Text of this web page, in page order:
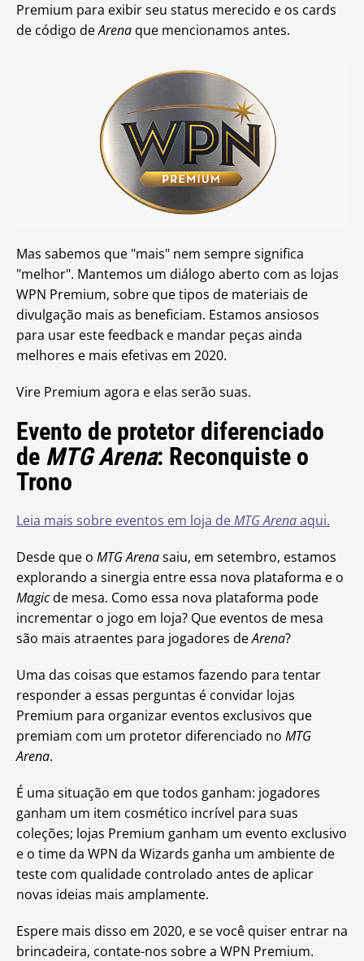
Premium para exibir seu status merecido e os cards
de código deArena que mencionamos antes.
Mas sabemos que "mais" nem sempre significa
"melhor". Mantemos um diálogo aberto com as lojas
WPN Premium, sobre que tipos de materiais de
divulgação mais as beneficiam. Estamos ansiosos
para usar este feedback e mandar peças ainda
melhores e mais efetivas em 2020.
Vire Premium agora e elas serão suas.
Evento de protetor diferenciado
de MTG Arena: Reconquiste o
Trono
Leia mais sobre eventos em loja deMTG Arenaaqui.
Desde que o MTG Arenasaiu, em setembro, estamos
explorando a sinergia entre essa nova plataforma e o
Magicde mesa. Como essa nova plataforma pode
incrementar o jogo em loja? Que eventos de mesa
são mais atraentes para jogadores deArena?
Uma das coisas que estamos fazendo para tentar
responder a essas perguntas é convidar lojas
Premium para organizar eventos exclusivos que
premiam com um protetor diferenciado no MTG
Arena.
É uma situação em que todos ganham: jogadores
ganham um item cosmético incrível para suas
coleções; lojas Premium ganham um evento exclusivo
e o time da WPN da Wizards ganha um ambiente de
teste com qualidade controlado antes de aplicar
novas ideias mais amplamente.
Espere mais disso em 2020, e se você quiser entrar na
brincadeira, contate-nos sobre a WPN Premium.